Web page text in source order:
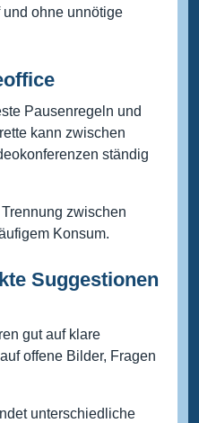
ohne unnötige
Pausenregeln und
kann zwischen
ständig
zwischen
Konsum.
Suggestionen
gut auf klare
offene Bilder, Fragen
unterschiedliche